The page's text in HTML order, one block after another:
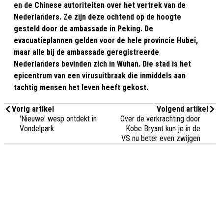
en de Chinese autoriteiten over het vertrek van de
Nederlanders. Ze zijn deze ochtend op de hoogte
gesteld door de ambassade in Peking. De
evacuatieplannen gelden voor de hele provincie Hubei,
maar alle bij de ambassade geregistreerde
Nederlanders bevinden zich in Wuhan. Die stad is het
epicentrum van een virusuitbraak die inmiddels aan
tachtig mensen het leven heeft gekost.
Vorig artikel
'Nieuwe' wesp ontdekt in
Vondelpark
Volgend artikel
Over de verkrachting door
Kobe Bryant kun je in de
VS nu beter even zwijgen